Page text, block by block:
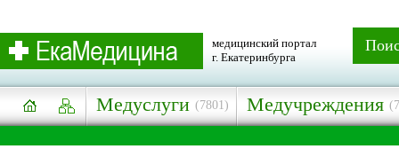
медицинский портал
г. Екатеринбурга
Медуслуги (7801) Медучреждения